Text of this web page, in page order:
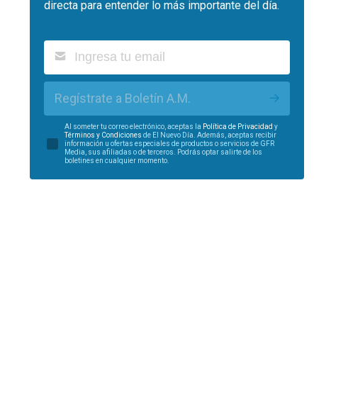
directa para entender lo más importante del día.
Regístrate a Boletín A.M.
Al someter tu correo electrónico, aceptas la Política de Privacidad y
Términos y Condiciones de El Nuevo Día. Además, aceptas recibir
información u ofertas especiales de productos o servicios de GFR
Media, sus afiliadas o de terceros. Podrás optar salirte de los
boletines en cualquier momento.